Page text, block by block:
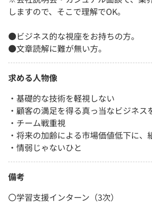
しますので、そこで理解でOK。
●ビジネス的な視座をお持ちの方。
●文章読解に難が無い方。
求める人物像
・基礎的な技術を軽視しない
・顧客の満足を得る真っ当なビジネス
・チーム戦重視
・将来の加齢による市場価値低下に、
・情弱じゃないひと
備考
〇学習支援インターン（3次）